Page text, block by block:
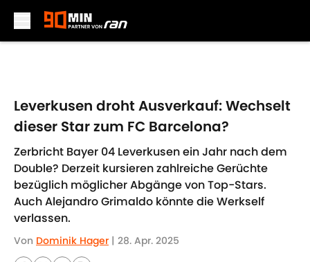
Leverkusen droht Ausverkauf: Wechselt
dieser Star zum FC Barcelona?
Zerbricht Bayer 04 Leverkusen ein Jahr nach dem
Double? Derzeit kursieren zahlreiche Gerüchte
bezüglich möglicher Abgänge von Top-Stars.
Auch Alejandro Grimaldo könnte die Werkself
verlassen.
Von Dominik Hager | 28. Apr. 2025